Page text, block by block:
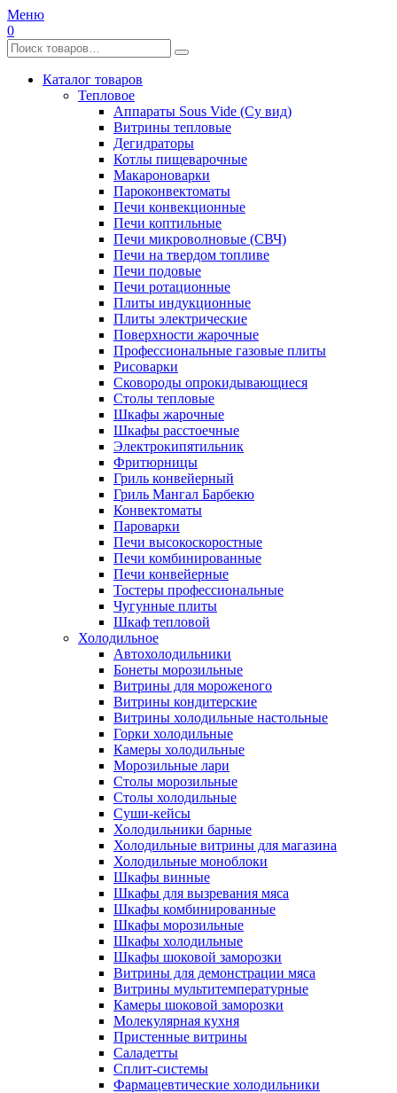
Меню
0
Каталог товаров
Тепловое
Аппараты Sous Vide (Су вид)
Витрины тепловые
Дегидраторы
Котлы пищеварочные
Макароноварки
Пароконвектоматы
Печи конвекционные
Печи коптильные
Печи микроволновые (СВЧ)
Печи на твердом топливе
Печи подовые
Печи ротационные
Плиты индукционные
Плиты электрические
Поверхности жарочные
Профессиональные газовые плиты
Рисоварки
Сковороды опрокидывающиеся
Столы тепловые
Шкафы жарочные
Шкафы расстоечные
Электрокипятильник
Фритюрницы
Гриль конвейерный
Гриль Мангал Барбекю
Конвектоматы
Пароварки
Печи высокоскоростные
Печи комбинированные
Печи конвейерные
Тостеры профессиональные
Чугунные плиты
Шкаф тепловой
Холодильное
Автохолодильники
Бонеты морозильные
Витрины для мороженого
Витрины кондитерские
Витрины холодильные настольные
Горки холодильные
Камеры холодильные
Морозильные лари
Столы морозильные
Столы холодильные
Суши-кейсы
Холодильники барные
Холодильные витрины для магазина
Холодильные моноблоки
Шкафы винные
Шкафы для вызревания мяса
Шкафы комбинированные
Шкафы морозильные
Шкафы холодильные
Шкафы шоковой заморозки
Витрины для демонстрации мяса
Витрины мультитемпературные
Камеры шоковой заморозки
Молекулярная кухня
Пристенные витрины
Саладетты
Сплит-системы
Фармацевтические холодильники